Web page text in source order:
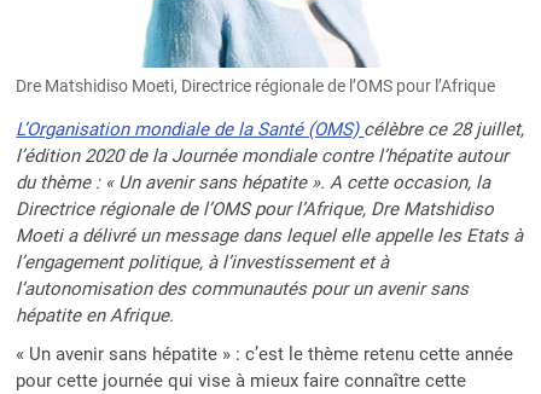
Dre Matshidiso Moeti, Directrice régionale de l’OMS pour l’Afrique
L’Organisation mondiale de la Santé (OMS) célèbre ce 28 juillet,
l’édition 2020 de la Journée mondiale contre l’hépatite autour
du thème : « Un avenir sans hépatite ». A cette occasion, la
Directrice régionale de l’OMS pour l’Afrique, Dre Matshidiso
Moeti a délivré un message dans lequel elle appelle les Etats à
l’engagement politique, à l’investissement et à
l’autonomisation des communautés pour un avenir sans
hépatite en Afrique.
« Un avenir sans hépatite » : c’est le thème retenu cette année
pour cette journée qui vise à mieux faire connaître cette